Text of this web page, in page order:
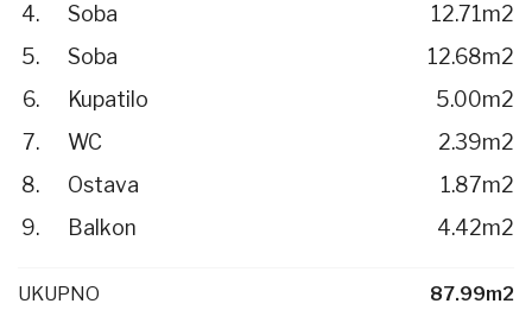
Soba
12.71m2
Soba
12.68m2
Kupatilo
5.00m2
WC
2.39m2
Ostava
1.87m2
Balkon
4.42m2
UKUPNO 87.99m2